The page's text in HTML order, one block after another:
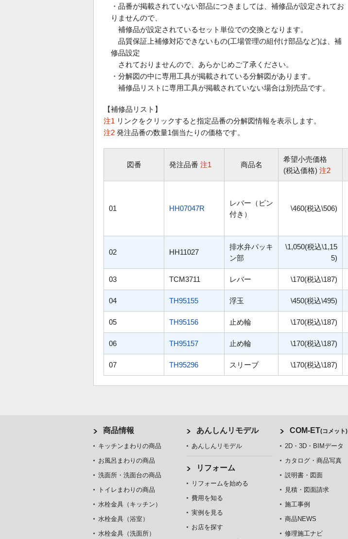
・品番が掲載されていない部品につきましては、補修品が設定されてお
りませんので、
補修品が設定されているセット単位での交換となります。
品質保証上補修対応できないもの(工場管理の組付け部品など)は、補
修品設定
されておりませんので、あらかじめご了承ください。
・分解図の中に専用工具が掲載されている分解図があります。
補修品リストに専用工具が掲載されていない場合は別売品です。
【補修品リスト】
注1 リンクをクリックすると指定品番の分解図情報を表示します。
注2 発注品番の数量1個当たりの価格です。
図番 発注品番 注1 商品名
希望小売価格
(税込価格) 注2
01 HH07047R
レバー（ピン
付き）
\460(税込\506)
02 HH11027
排水弁パッキ
ン部
\1,050(税込\1,15
5)
03 TCM3711 レバー \170(税込\187)
04 TH95155 浮玉 \450(税込\495)
05 TH95156 止め輪 \170(税込\187)
06 TH95157 止め輪 \170(税込\187)
07 TH95296 スリーブ \170(税込\187)
商品情報
キッチンまわりの商品
お風呂まわりの商品
洗面所・洗面台の商品
トイレまわりの商品
水栓金具（キッチン）
水栓金具（浴室）
水栓金具（洗面所）
あんしんリモデル
あんしんリモデル
リフォーム
リフォームを始める
費用を知る
実例を見る
お店を探す
COM-ET(コメット)
2D・3D・BIMデータ
カタログ・商品写真
説明書・図面
見積・図面請求
施工事例
商品NEWS
修理施工ナビ